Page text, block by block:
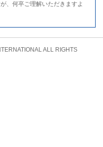
、何卒ご理解いただきますよ